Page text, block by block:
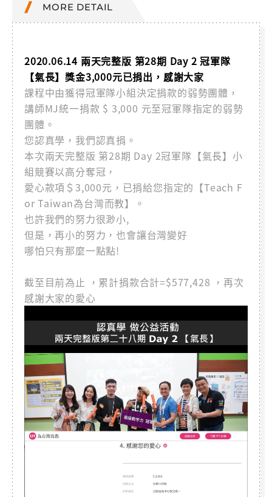
MORE DETAIL
2020.06.14 兩天完整版 第28期 Day 2 冠軍隊
【氣長】獎金3,000元已捐出，感謝大家
課程中由獲得冠軍隊小組決定捐款的弱勢團體，
講師MJ統一捐款 $ 3,000 元至冠軍隊指定的弱勢
團體。
您認真學，我們認真捐。
本次兩天完整版 第28期 Day 2冠軍隊【氣長】小
組競賽以高分奪冠，
愛心款項＄3,000元，已捐給您指定的【Teach F
or Taiwan為台灣而教】。
也許我們的努力很渺小,
但是，再小的努力，也會讓台灣變好
哪怕只有那麼一點點!
截至目前為止 ，累計捐款合計=$577,428 ，再次
感謝大家的愛心